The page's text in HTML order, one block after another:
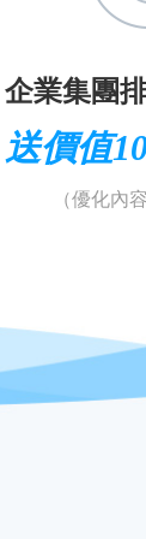
企業集團
送價值
（優化內